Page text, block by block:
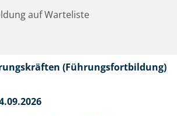
auf Warteliste
(Führungsfortbildung)